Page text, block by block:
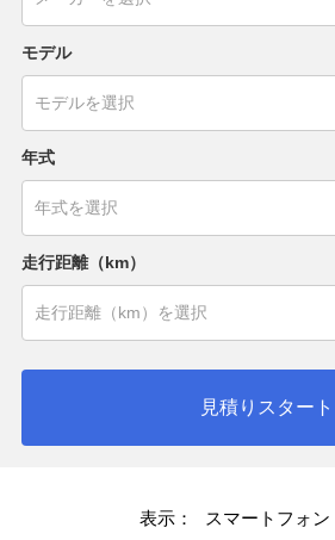
モデル
年式
走行距離（km）
見積りスタート
表示： スマートフォン